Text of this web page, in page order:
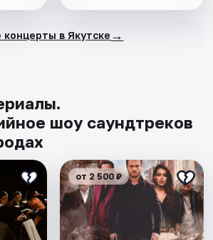
концерты в Якутске →
шоу саундтреков
от 2 500 ₽